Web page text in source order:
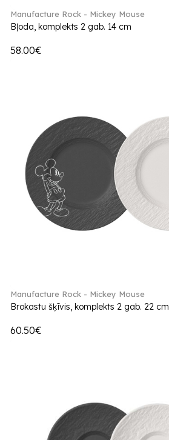
Manufacture Rock - Mickey Mouse
Bļoda, komplekts 2 gab. 14 cm
58.00€
Manufacture Rock - Mickey Mouse
Brokastu šķīvis, komplekts 2 gab. 22 cm
60.50€